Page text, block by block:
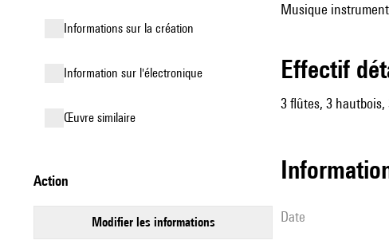
informations sur la création
Information sur l'électronique
œuvre similaire
action
modifier les informations
Musique
effectif
3 flûtes, 3 hautbois,
date